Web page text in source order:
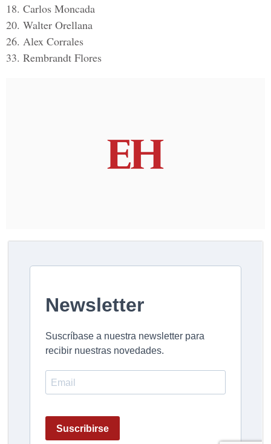
18. Carlos Moncada
20. Walter Orellana
26. Alex Corrales
33. Rembrandt Flores